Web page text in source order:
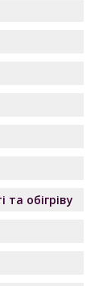
обігріву